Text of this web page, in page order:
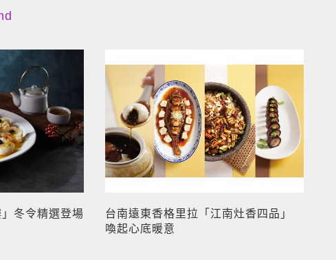
冬令精選登場
台南遠東香格里拉「江南灶香四品」
喚起心底暖意